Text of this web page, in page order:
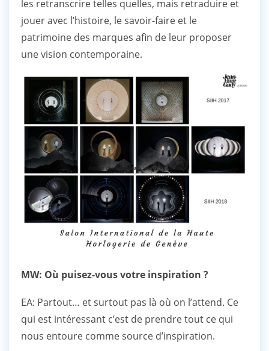
les retranscrire telles quelles, mais retraduire et
jouer avec l’histoire, le savoir-faire et le
patrimoine des marques afin de leur proposer
une vision contemporaine.
MW: Où puisez-vous votre inspiration ?
EA: Partout… et surtout pas là où on l’attend. Ce
qui est intéressant c’est de prendre tout ce qui
nous entoure comme source d’inspiration.